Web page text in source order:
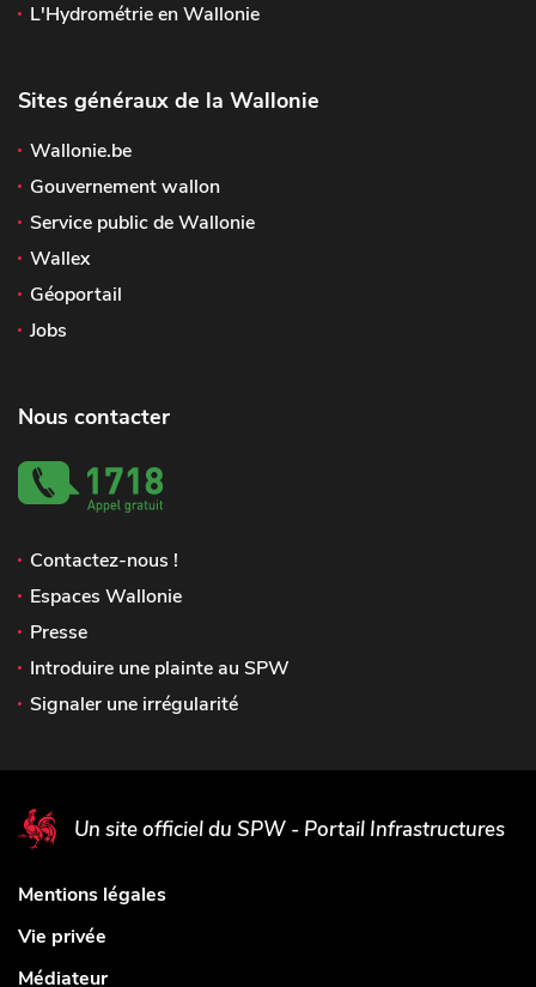
L'Hydrométrie en Wallonie
Sites généraux de la Wallonie
Wallonie.be
Gouvernement wallon
Service public de Wallonie
Wallex
Géoportail
Jobs
Nous contacter
Contactez-nous !
Espaces Wallonie
Presse
Introduire une plainte au SPW
Signaler une irrégularité
Un site officiel du SPW - Portail Infrastructures
Mentions légales
Vie privée
Médiateur